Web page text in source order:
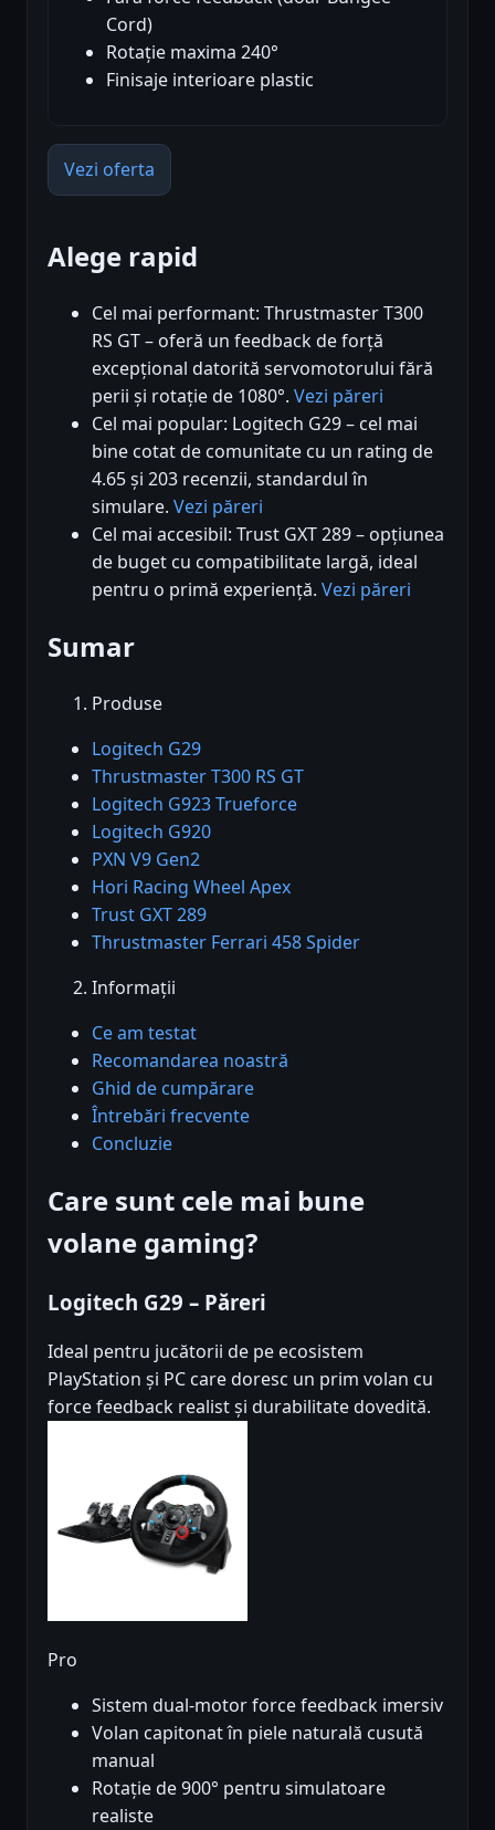
Cord)
Rotație maxima 240°
Finisaje interioare plastic
Vezi oferta
Alege rapid
Cel mai performant: Thrustmaster T300
RS GT – oferă un feedback de forță
excepțional datorită servomotorului fără
perii și rotație de 1080°. Vezi păreri
Cel mai popular: Logitech G29 – cel mai
bine cotat de comunitate cu un rating de
4.65 și 203 recenzii, standardul în
simulare. Vezi păreri
Cel mai accesibil: Trust GXT 289 – opțiunea
de buget cu compatibilitate largă, ideal
pentru o primă experiență. Vezi păreri
Sumar
Produse
Logitech G29
Thrustmaster T300 RS GT
Logitech G923 Trueforce
Logitech G920
PXN V9 Gen2
Hori Racing Wheel Apex
Trust GXT 289
Thrustmaster Ferrari 458 Spider
Informații
Ce am testat
Recomandarea noastră
Ghid de cumpărare
Întrebări frecvente
Concluzie
Care sunt cele mai bune
volane gaming?
Logitech G29 – Păreri
Ideal pentru jucătorii de pe ecosistem
PlayStation și PC care doresc un prim volan cu
force feedback realist și durabilitate dovedită.
Pro
Sistem dual-motor force feedback imersiv
Volan capitonat în piele naturală cusută
manual
Rotație de 900° pentru simulatoare
realiste